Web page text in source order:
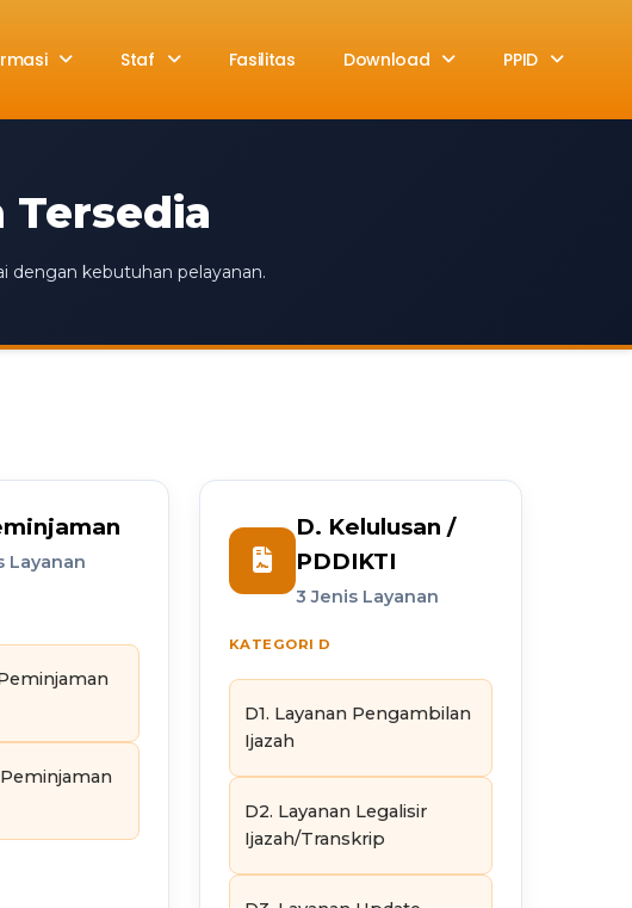
Staf Fasilitas Download PPID
dengan kebutuhan pelayanan.
Layanan
D. Kelulusan /
PDDIKTI
3 Jenis Layanan
KATEGORI D
D1. Layanan Pengambilan
Ijazah
D2. Layanan Legalisir
Ijazah/Transkrip